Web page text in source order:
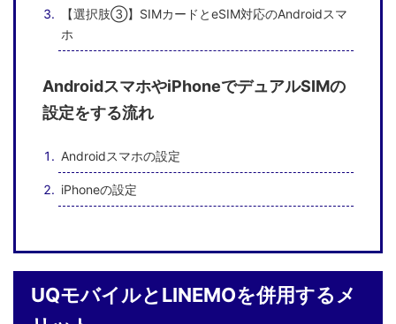
【選択肢③】SIMカードとeSIM対応のAndroidスマ
ホ
AndroidスマホやiPhoneでデュアルSIMの
設定をする流れ
Androidスマホの設定
iPhoneの設定
UQモバイルとLINEMOを併用するメ